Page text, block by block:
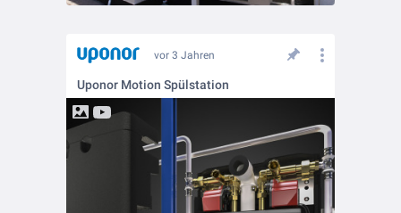
vor 3 Jahren
Uponor Motion Spülstation